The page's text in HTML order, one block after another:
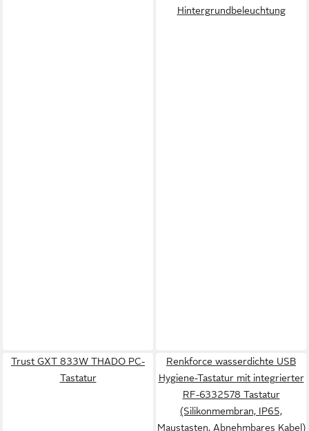
Hintergrundbeleuchtung
Trust GXT 833W THADO PC-
Tastatur
Renkforce wasserdichte USB
Hygiene-Tastatur mit integrierter
RF-6332578 Tastatur
(Silikonmembran, IP65,
Maustasten, Abnehmbares Kabel)